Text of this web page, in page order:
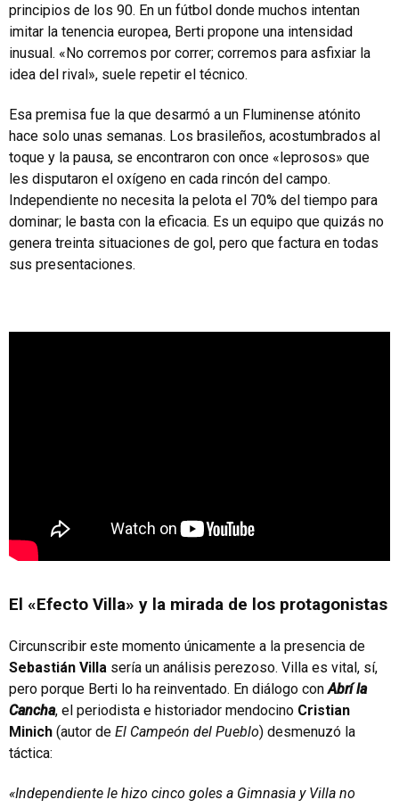
principios de los 90. En un fútbol donde muchos intentan
imitar la tenencia europea, Berti propone una intensidad
inusual. «No corremos por correr; corremos para asfixiar la
idea del rival», suele repetir el técnico.
Esa premisa fue la que desarmó a un Fluminense atónito
hace solo unas semanas. Los brasileños, acostumbrados al
toque y la pausa, se encontraron con once «leprosos» que
les disputaron el oxígeno en cada rincón del campo.
Independiente no necesita la pelota el 70% del tiempo para
dominar; le basta con la eficacia. Es un equipo que quizás no
genera treinta situaciones de gol, pero que factura en todas
sus presentaciones.
El «Efecto Villa» y la mirada de los protagonistas
Circunscribir este momento únicamente a la presencia de
Sebastián Villa sería un análisis perezoso. Villa es vital, sí,
pero porque Berti lo ha reinventado. En diálogo conAbrí la
Cancha, el periodista e historiador mendocino Cristian
Minich (autor de El Campeón del Pueblo) desmenuzó la
táctica:
«Independiente le hizo cinco goles a Gimnasia y Villa no